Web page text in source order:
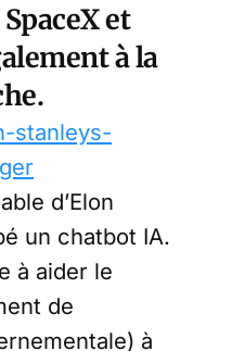
et
à la
stanleys-
d’Elon
un chatbot IA.
à aider le
de
à